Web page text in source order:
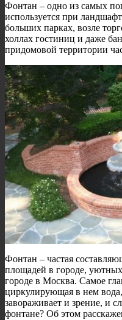
Фонтан – одно из самых
используется при
больших парках, возле
холлах гостиниц и даже
придомовой территории
Фонтан – частая
площадей в городе,
городе в Москва. Самое
циркулирующая в нем
завораживает и зрение, и
фонтане? Об этом